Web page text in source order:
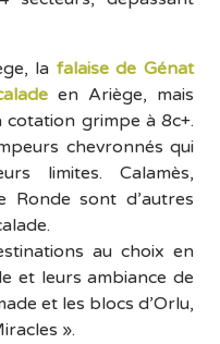
la falaise de Génat
en Ariège, mais
cotation grimpe à 8c+.
chevronnés qui
limites. Calamès,
Ronde sont d’autres
au choix en
et leurs ambiance de
et les blocs d’Orlu,
».